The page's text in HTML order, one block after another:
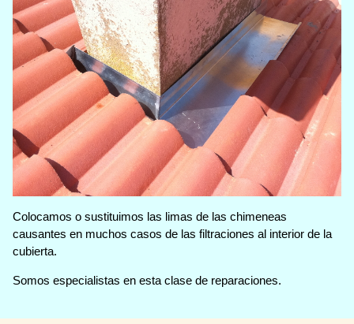
Colocamos o sustituimos las limas de las chimeneas
causantes en muchos casos de las filtraciones al interior de la
cubierta.
Somos especialistas en esta clase de reparaciones.